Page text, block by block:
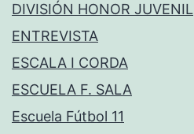
DIVISIÓN HONOR JUVENIL
ENTREVISTA
ESCALA I CORDA
ESCUELA F. SALA
Escuela Fútbol 11